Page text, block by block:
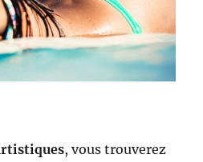
, vous trouverez